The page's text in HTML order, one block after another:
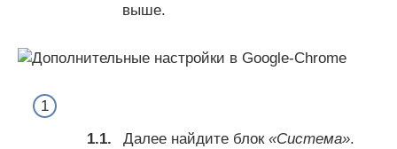
выше.
Далее найдите блок «Система».